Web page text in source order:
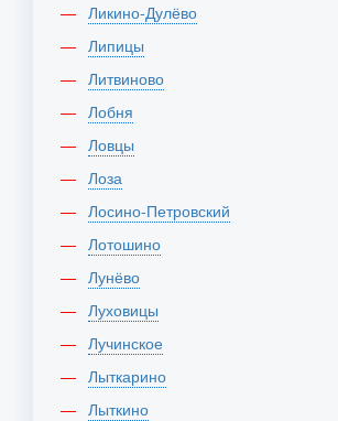
Ликино-Дулёво
Липицы
Литвиново
Лобня
Ловцы
Лоза
Лосино-Петровский
Лотошино
Лунёво
Луховицы
Лучинское
Лыткарино
Лыткино